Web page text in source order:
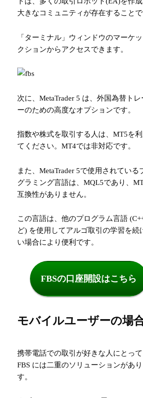
大きなコミュニティが存在することで
「ターミナル」ウィンドウのマーケ
クションからアクセスできます。
次に、MetaTrader 5 は、外国為替トレ
ーのための高度なオプションです。
指数や株式を取引する人は、MT5を
てください。MT4では非対応です。
また、MetaTrader 5で使用されている
グラミング言語は、MQL5であり、
互換性がありません。
この言語は、他のプログラム言語
ど) を使用してアルゴ取引の学習を続
い場合により便利です。
FBSの口座開設はこちら
モバイルユーザーの場
携帯電話での取引が好きな人にとって
FBS には二重のソリューションがあり
す。